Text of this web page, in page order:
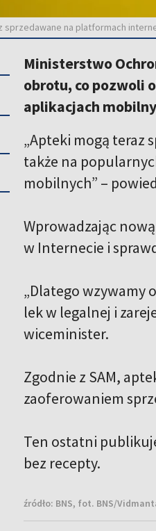
na platformach
Ministerstwo
obrotu, co pozwoli
aplikacjach
„Apteki mogą teraz
także na
mobilnych” –
Wprowadzając
w Internecie i
„Dlatego wzywamy
lek w legalnej i
wiceminister.
Zgodnie z SAM,
zaoferowaniem
Ten ostatni
bez recepty.
źródło: BNS, fot. BNS/